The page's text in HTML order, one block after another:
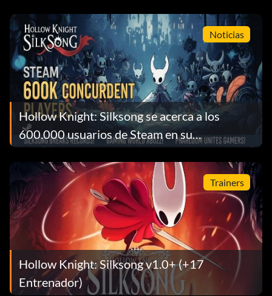
Noticias
Hollow Knight: Silksong se acerca a los
600.000 usuarios de Steam en su
lanzamiento
Trainers
Hollow Knight: Silksong v1.0+ (+17
Entrenador)